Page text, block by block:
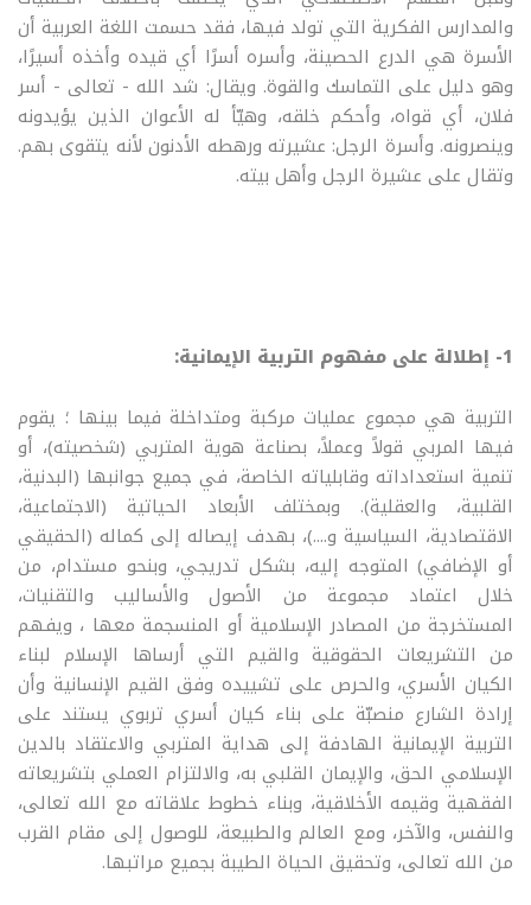
والمدارس الفكرية التي تولد فيها، فقد حسمت اللغة العربية أن
الأسرة هي الدرع الحصينة، وأسره أسرًا أي قيده وأخذه أسيرًا،
وهو دليل على التماسك والقوة. ويقال: شد الله - تعالى - أسر
فلان، أي قواه، وأحكم خلقه، وهيّأ له الأعوان الذين يؤيدونه
وينصرونه. وأسرة الرجل: عشيرته ورهطه الأدنون لأنه يتقوى بهم.
وتقال على عشيرة الرجل وأهل بيته.
1- إطلالة على مفهوم التربية الإيمانية:
التربية هي مجموع عمليات مركبة ومتداخلة فيما بينها ؛ يقوم
فيها المربي قولاً وعملاً، بصناعة هوية المتربي (شخصيته)، أو
تنمية استعداداته وقابلياته الخاصة، في جميع جوانبها (البدنية،
القلبية، والعقلية). وبمختلف الأبعاد الحياتية (الاجتماعية،
الاقتصادية، السياسية و....)، بهدف إيصاله إلى كماله (الحقيقي
أو الإضافي) المتوجه إليه، بشكل تدريجي، وبنحو مستدام، من
خلال اعتماد مجموعة من الأصول والأساليب والتقنيات،
المستخرجة من المصادر الإسلامية أو المنسجمة معها ، ويفهم
من التشريعات الحقوقية والقيم التي أرساها الإسلام لبناء
الكيان الأسري، والحرص على تشييده وفق القيم الإنسانية وأن
إرادة الشارع منصبّة على بناء كيان أسري تربوي يستند على
التربية الإيمانية الهادفة إلى هداية المتربي والاعتقاد بالدين
الإسلامي الحق، والإيمان القلبي به، والالتزام العملي بتشريعاته
الفقهية وقيمه الأخلاقية، وبناء خطوط علاقاته مع الله تعالى،
والنفس، والآخر، ومع العالم والطبيعة، للوصول إلى مقام القرب
من الله تعالى، وتحقيق الحياة الطيبة بجميع مراتبها.